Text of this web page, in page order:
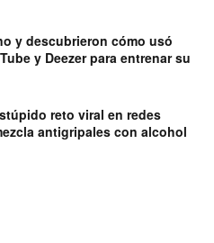
y descubrieron cómo usó
y Deezer para entrenar su
reto viral en redes
antigripales con alcohol